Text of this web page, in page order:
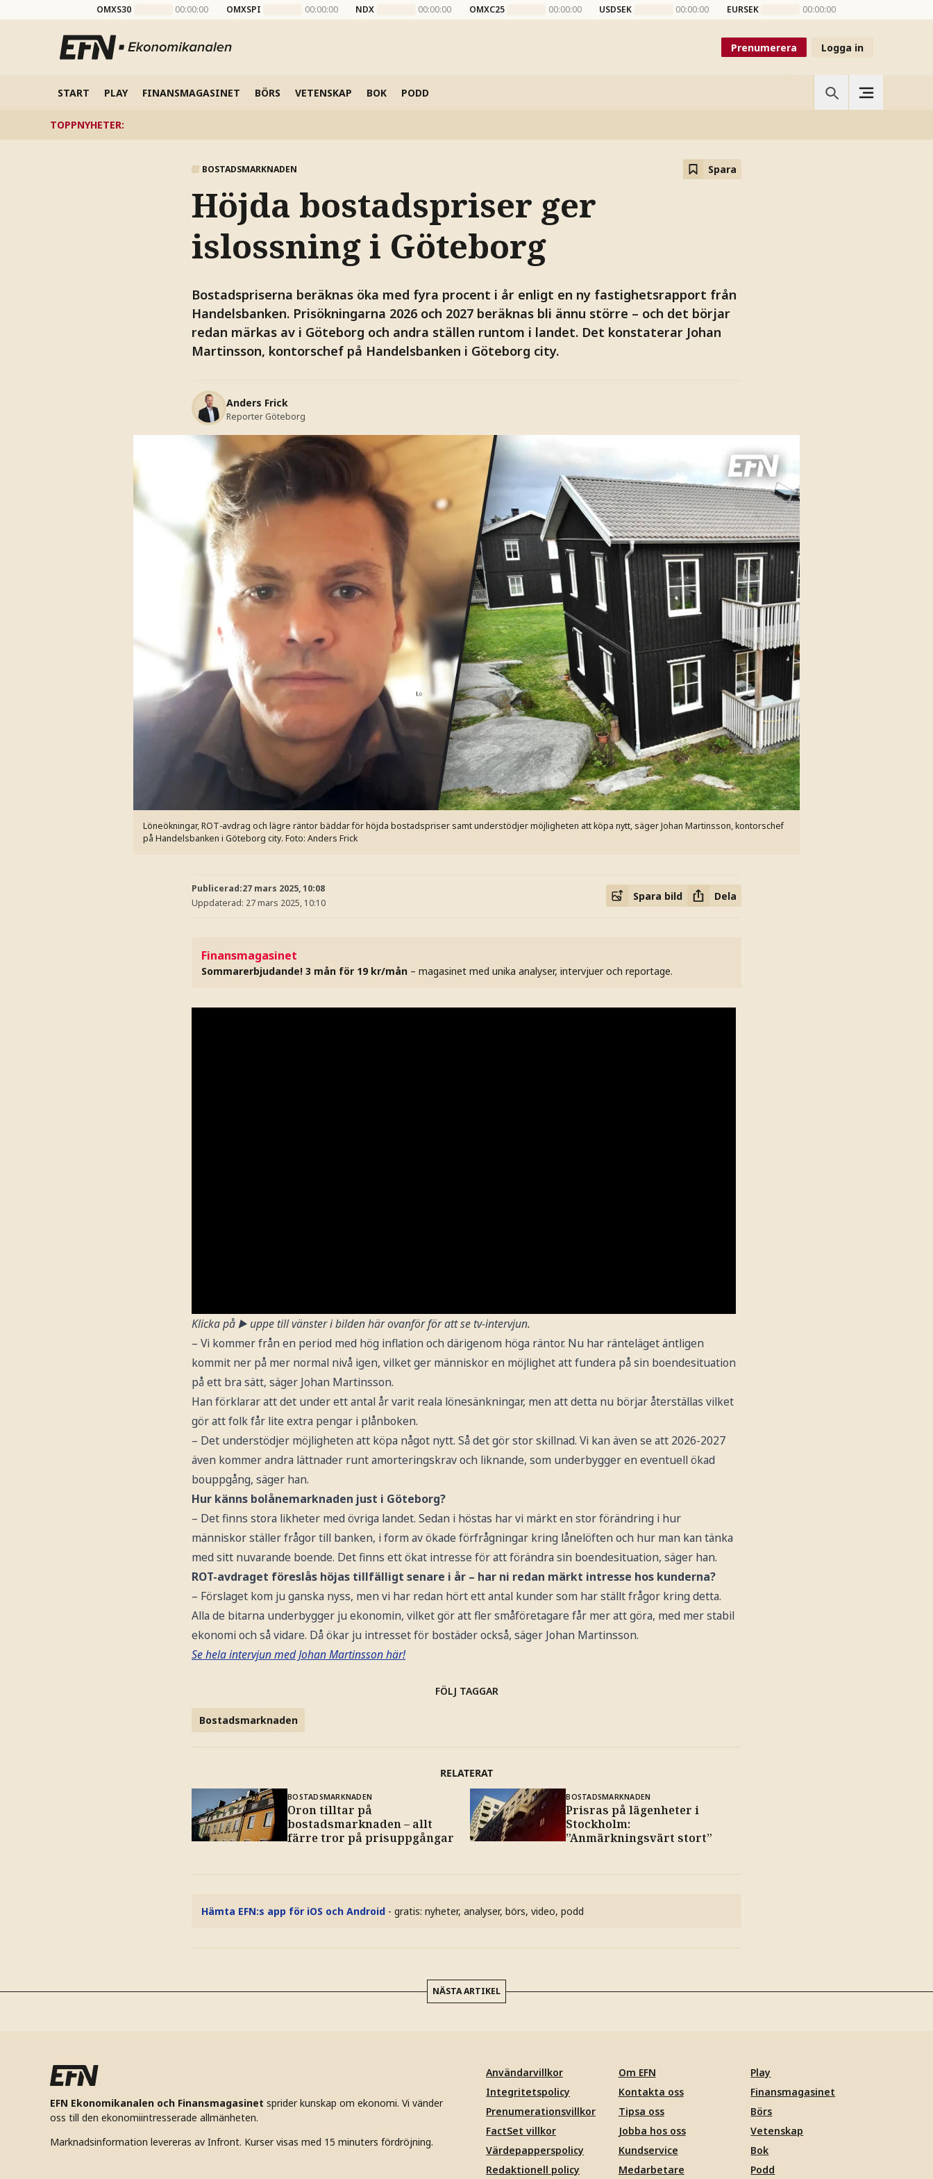
OMXS30 00:00:00 OMXSPI 00:00:00 NDX 00:00:00 OMXC25 00:00:00 USDSEK 00:00:00 EURSEK 00:00:00
Prenumerera Logga in
START PLAY FINANSMAGASINET BÖRS VETENSKAP BOK PODD
TOPPNYHETER:
BOSTADSMARKNADEN Spara
Höjda bostadspriser ger
islossning i Göteborg
Bostadspriserna beräknas öka med fyra procent i år enligt en ny fastighetsrapport från
Handelsbanken. Prisökningarna 2026 och 2027 beräknas bli ännu större – och det börjar
redan märkas av i Göteborg och andra ställen runtom i landet. Det konstaterar Johan
Martinsson, kontorschef på Handelsbanken i Göteborg city.
Anders Frick
Reporter Göteborg
Löneökningar, ROT-avdrag och lägre räntor bäddar för höjda bostadspriser samt understödjer möjligheten att köpa nytt, säger Johan Martinsson, kontorschef
på Handelsbanken i Göteborg city. Foto: Anders Frick
Publicerad:27 mars 2025, 10:08
Uppdaterad: 27 mars 2025, 10:10
Spara bild Dela
Finansmagasinet
Sommarerbjudande! 3 mån för 19 kr/mån – magasinet med unika analyser, intervjuer och reportage.
Klicka på ▶️ uppe till vänster i bilden här ovanför för att se tv-intervjun.
– Vi kommer från en period med hög inflation och därigenom höga räntor. Nu har ränteläget äntligen
kommit ner på mer normal nivå igen, vilket ger människor en möjlighet att fundera på sin boendesituation
på ett bra sätt, säger Johan Martinsson.
Han förklarar att det under ett antal år varit reala lönesänkningar, men att detta nu börjar återställas vilket
gör att folk får lite extra pengar i plånboken.
– Det understödjer möjligheten att köpa något nytt. Så det gör stor skillnad. Vi kan även se att 2026-2027
även kommer andra lättnader runt amorteringskrav och liknande, som underbygger en eventuell ökad
bouppgång, säger han.
Hur känns bolånemarknaden just i Göteborg?
– Det finns stora likheter med övriga landet. Sedan i höstas har vi märkt en stor förändring i hur
människor ställer frågor till banken, i form av ökade förfrågningar kring lånelöften och hur man kan tänka
med sitt nuvarande boende. Det finns ett ökat intresse för att förändra sin boendesituation, säger han.
ROT-avdraget föreslås höjas tillfälligt senare i år – har ni redan märkt intresse hos kunderna?
– Förslaget kom ju ganska nyss, men vi har redan hört ett antal kunder som har ställt frågor kring detta.
Alla de bitarna underbygger ju ekonomin, vilket gör att fler småföretagare får mer att göra, med mer stabil
ekonomi och så vidare. Då ökar ju intresset för bostäder också, säger Johan Martinsson.
Se hela intervjun med Johan Martinsson här!
FÖLJ TAGGAR
Bostadsmarknaden
RELATERAT
BOSTADSMARKNADEN
Oron tilltar på
bostadsmarknaden – allt
färre tror på prisuppgångar
BOSTADSMARKNADEN
Prisras på lägenheter i
Stockholm:
”Anmärkningsvärt stort”
Hämta EFN:s app för iOS och Android - gratis: nyheter, analyser, börs, video, podd
NÄSTA ARTIKEL
EFN Ekonomikanalen och Finansmagasinet sprider kunskap om ekonomi. Vi vänder
oss till den ekonomiintresserade allmänheten.
Marknadsinformation levereras av Infront. Kurser visas med 15 minuters fördröjning.
Användarvillkor
Integritetspolicy
Prenumerationsvillkor
FactSet villkor
Värdepapperspolicy
Redaktionell policy
Om EFN
Kontakta oss
Tipsa oss
Jobba hos oss
Kundservice
Medarbetare
Play
Finansmagasinet
Börs
Vetenskap
Bok
Podd